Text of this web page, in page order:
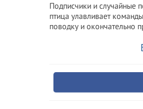
Подписчики и случайные
птица улавливает
поводку и окончательно